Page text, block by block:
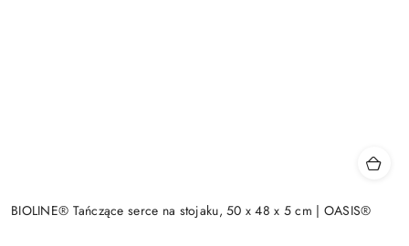
BIOLINE® Tańczące serce na stojaku, 50 x 48 x 5 cm | OASIS®